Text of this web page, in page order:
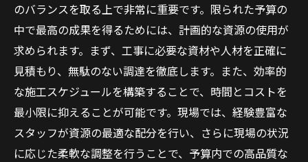
のバランスを取る上で非常に重要です。限られた予算の
中で最高の成果を得るためには、計画的な資源の使用が
求められます。まず、工事に必要な資材や人材を正確に
見積もり、無駄のない調達を徹底します。また、効率的
な施工スケジュールを構築することで、時間とコストを
最小限に抑えることが可能です。現場では、経験豊富な
スタッフが資源の最適な配分を行い、さらに現場の状況
に応じた柔軟な調整を行うことで、予算内での高品質な